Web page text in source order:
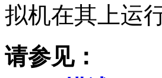
拟机在其上运
请参见：